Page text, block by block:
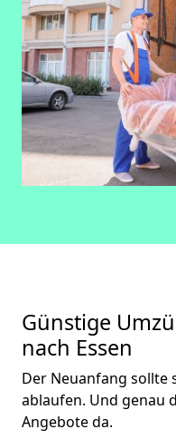
Günstige
nach Essen
Der Neuanfang sollte
ablaufen. Und genau
Angebote da.